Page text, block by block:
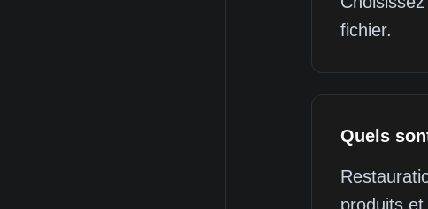
fichier.
Quels
produits